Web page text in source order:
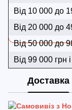
Від 10 000 до
Від 20 000 до
Від 50 000 до
Від 99 000 грн
Доставка